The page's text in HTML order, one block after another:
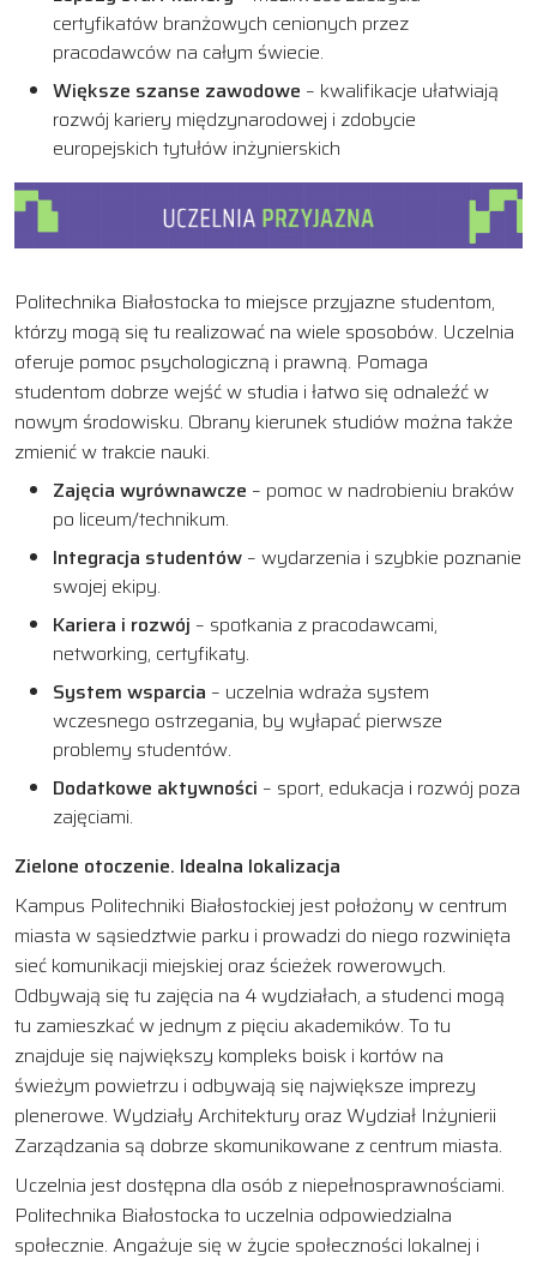
certyfikatów branżowych cenionych przez
pracodawców na całym świecie.
Większe szanse zawodowe – kwalifikacje ułatwiają
rozwój kariery międzynarodowej i zdobycie
europejskich tytułów inżynierskich
Politechnika Białostocka to miejsce przyjazne studentom,
którzy mogą się tu realizować na wiele sposobów. Uczelnia
oferuje pomoc psychologiczną i prawną. Pomaga
studentom dobrze wejść w studia i łatwo się odnaleźć w
nowym środowisku. Obrany kierunek studiów można także
zmienić w trakcie nauki.
Zajęcia wyrównawcze – pomoc w nadrobieniu braków
po liceum/technikum.
Integracja studentów – wydarzenia i szybkie poznanie
swojej ekipy.
Kariera i rozwój – spotkania z pracodawcami,
networking, certyfikaty.
System wsparcia – uczelnia wdraża system
wczesnego ostrzegania, by wyłapać pierwsze
problemy studentów.
Dodatkowe aktywności – sport, edukacja i rozwój poza
zajęciami.
Zielone otoczenie. Idealna lokalizacja
Kampus Politechniki Białostockiej jest położony w centrum
miasta w sąsiedztwie parku i prowadzi do niego rozwinięta
sieć komunikacji miejskiej oraz ścieżek rowerowych.
Odbywają się tu zajęcia na 4 wydziałach, a studenci mogą
tu zamieszkać w jednym z pięciu akademików. To tu
znajduje się największy kompleks boisk i kortów na
świeżym powietrzu i odbywają się największe imprezy
plenerowe. Wydziały Architektury oraz Wydział Inżynierii
Zarządzania są dobrze skomunikowane z centrum miasta.
Uczelnia jest dostępna dla osób z niepełnosprawnościami.
Politechnika Białostocka to uczelnia odpowiedzialna
społecznie. Angażuje się w życie społeczności lokalnej i